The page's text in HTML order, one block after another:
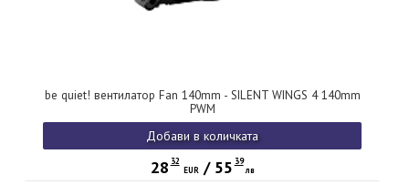
be quiet! вентилатор Fan 140mm - SILENT WINGS 4 140mm
PWM
Добави в количката
28 32
EUR/ 55 39
лв